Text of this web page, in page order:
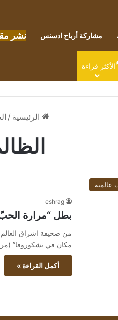
مشاركة أرباح ادسنس نشر
الأكثر قراءة
الرئيسية /
عالمية
eshrag
بطل “مرارة
مكان في تشكوروفا”
أكمل القراءة »